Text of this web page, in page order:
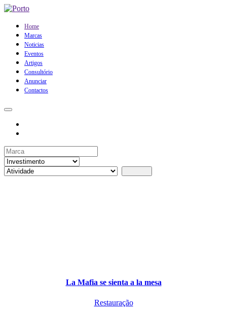
Home
Marcas
Noticias
Eventos
Artigos
Consultório
Anunciar
Contactos
La Mafia se sienta a la mesa
Restauração